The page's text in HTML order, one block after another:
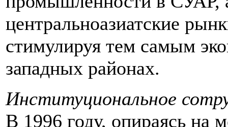
центральноазиатские
стимулируя тем самым
западных районах.
Институциональное
В 1996 году, опираясь на